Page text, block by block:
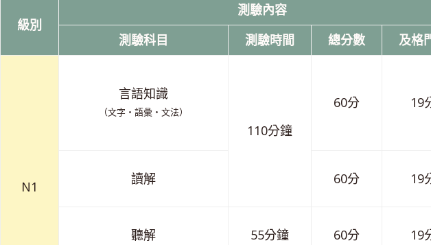
級別
測驗內容
測驗科目
測驗時間 總分數 及格
N1
言語知識
（文字・語彙・文法）
110分鐘
60分 19
讀解 60分 19
聽解 55分鐘 60分 19